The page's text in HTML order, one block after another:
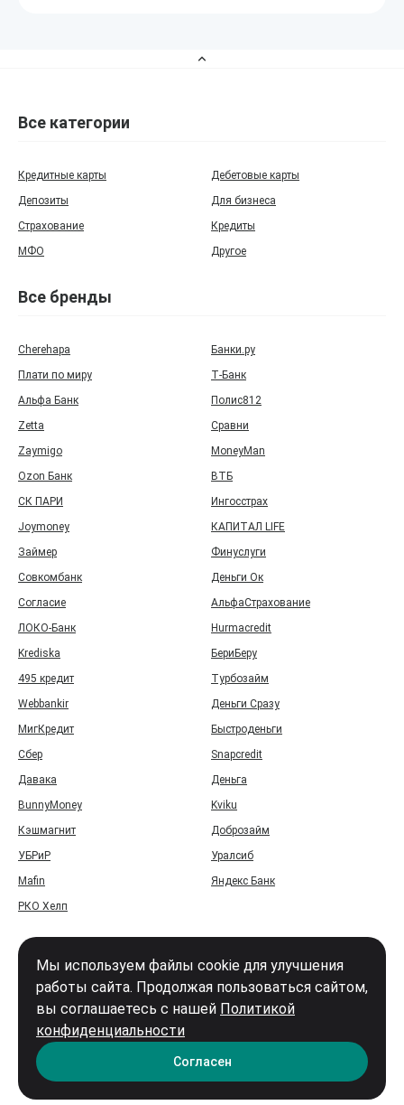
Все категории
Кредитные карты
Дебетовые карты
Депозиты
Для бизнеса
Страхование
Кредиты
МФО
Другое
Все бренды
Cherehapa
Банки.ру
Плати по миру
Т‑Банк
Альфа Банк
Полис812
Zetta
Сравни
Zaymigo
MoneyMan
Ozon Банк
ВТБ
СК ПАРИ
Ингосстрах
Joymoney
КАПИТАЛ LIFE
Займер
Финуслуги
Совкомбанк
Деньги Ок
Согласие
АльфаСтрахование
ЛОКО-Банк
Hurmacredit
Krediska
БериБеру
495 кредит
Турбозайм
Webbankir
Деньги Сразу
МигКредит
Быстроденьги
Сбер
Snapcredit
Давака
Деньга
BunnyMoney
Kviku
Кэшмагнит
Доброзайм
УБРиР
Уралсиб
Mafin
Яндекс Банк
РКО Хелп
Карта сайта
Мы используем файлы cookie для улучшения
работы сайта. Продолжая пользоваться сайтом,
вы соглашаетесь с нашей Политикой
конфиденциальности
Согласен